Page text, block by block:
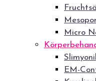
Micro
EM-